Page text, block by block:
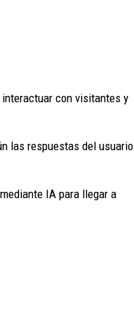
con visitantes y
las respuestas del usuario
IA para llegar a